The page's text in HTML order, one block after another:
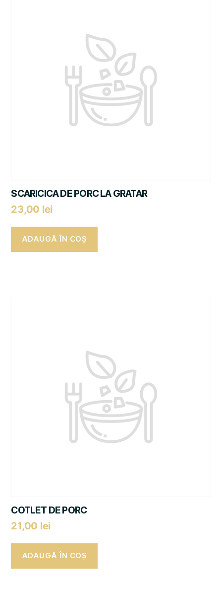
SCARICICA DE PORC LA GRATAR
23,00 lei
ADAUGĂ ÎN COȘ
COTLET DE PORC
21,00 lei
ADAUGĂ ÎN COȘ